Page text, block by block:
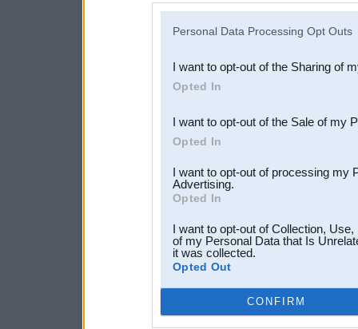
Downstream Participants
third parties.
Personal Data Processing Opt Outs
I want to opt-out of the Sharing of
Opted In
I want to opt-out of the Sale of my
Opted In
I want to opt-out of processing my
Advertising.
Opted In
I want to opt-out of Collection,
of my Personal Data that Is
it was collected.
Opted Out
CONFIRM